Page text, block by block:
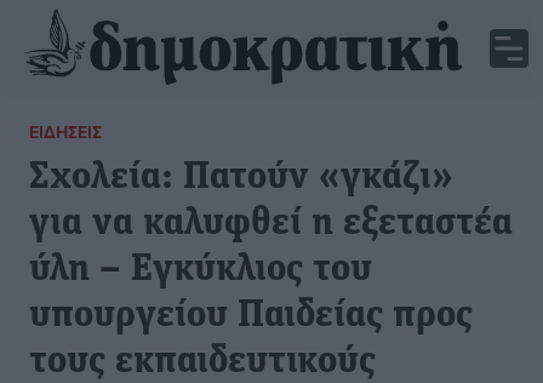
ΕΙΔΉΣΕΙΣ
Σχολεία: Πατούν «γκάζι»
για να καλυφθεί η εξεταστέα
ύλη – Εγκύκλιος του
υπουργείου Παιδείας προς
τους εκπαιδευτικούς